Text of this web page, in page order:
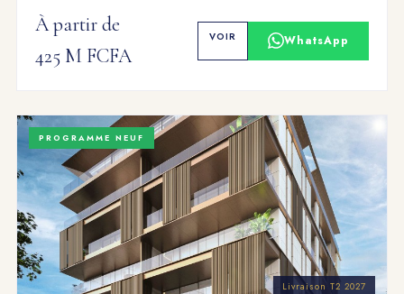
À partir de
425 M FCFA
VOIR WhatsApp
PROGRAMME NEUF
Livraison T2 2027